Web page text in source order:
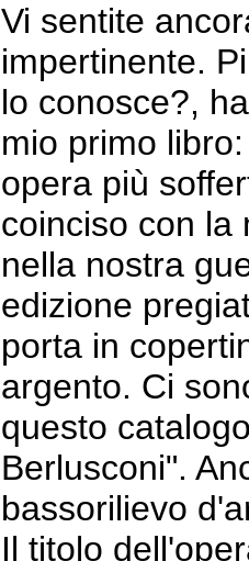
Vi sentite
impertinente.
lo conosce?,
mio primo
opera più
coinciso con la
nella nostra
edizione
porta in
argento. Ci
questo
Berlusconi".
bassorilievo
Il titolo